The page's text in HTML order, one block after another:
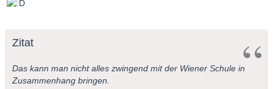
Zitat
Das kann man nicht alles zwingend mit der Wiener Schule in
Zusammenhang bringen.